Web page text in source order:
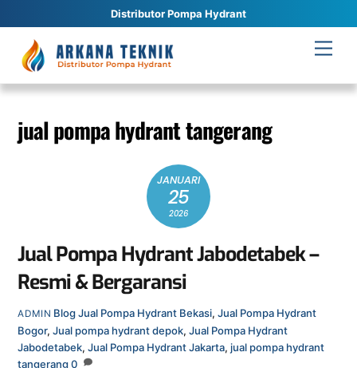
Distributor Pompa Hydrant
content
jual pompa hydrant tangerang
JANUARI
25
2026
Jual Pompa Hydrant Jabodetabek –
Resmi & Bergaransi
ADMIN Blog Jual Pompa Hydrant Bekasi,Jual Pompa Hydrant
Bogor,Jual pompa hydrant depok,Jual Pompa Hydrant
Jabodetabek,Jual Pompa Hydrant Jakarta, jual pompa hydrant
tangerang 0